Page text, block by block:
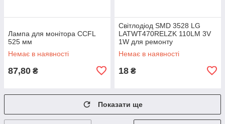
Лампа для монітора CCFL
525 мм
Немає в наявності
87,80 ₴
Світлодіод SMD 3528 LG
LATWT470RELZK 110LM 3V
1W для ремонту
підсвічування
Немає в наявності
18 ₴
Показати ще